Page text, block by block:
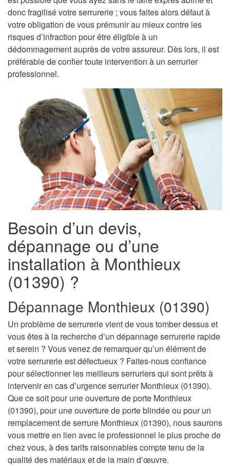
donc fragilisé votre serrurerie ; vous faites alors défaut à
votre obligation de vous prémunir au mieux contre les
risques d’infraction pour être éligible à un
dédommagement auprès de votre assureur. Dès lors, il est
préférable de confier toute intervention à un serrurier
professionnel.
Besoin d’un devis,
dépannage ou d’une
installation à Monthieux
(01390) ?
Dépannage Monthieux (01390)
Un problème de serrurerie vient de vous tomber dessus et
vous êtes à la recherche d’un dépannage serrurerie rapide
et serein ? Vous venez de remarquer qu’un élément de
votre serrurerie est défectueux ? Faites-nous confiance
pour sélectionner les meilleurs serruriers qui sont prêts à
intervenir en cas d’urgence serrurier Monthieux (01390).
Que ce soit pour une ouverture de porte Monthieux
(01390), pour une ouverture de porte blindée ou pour un
remplacement de serrure Monthieux (01390), nous saurons
vous mettre en lien avec le professionnel le plus proche de
chez vous, à des tarifs raisonnables compte tenu de la
qualité des matériaux et de la main d’œuvre.